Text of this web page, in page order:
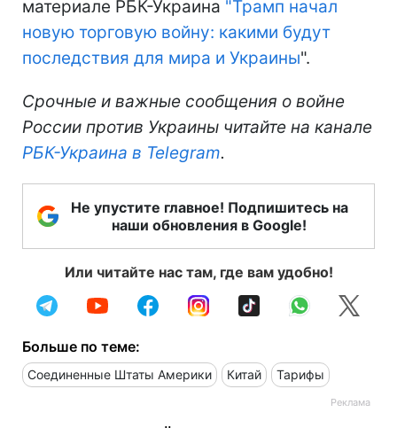
материале РБК-Украина "Трамп начал
новую торговую войну: какими будут
последствия для мира и Украины".
Срочные и важные сообщения о войне
России против Украины читайте на канале
РБК-Украина в Telegram.
Не упустите главное! Подпишитесь на
наши обновления в Google!
Или читайте нас там, где вам удобно!
Больше по теме:
Соединенные Штаты Америки Китай Тарифы